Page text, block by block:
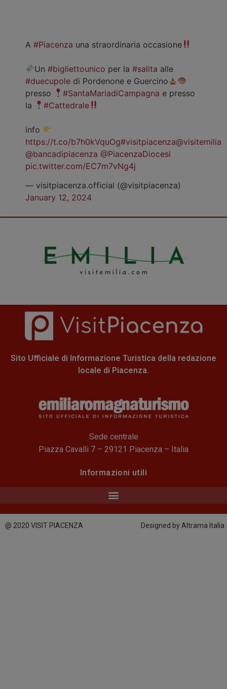
A #Piacenza una straordinaria occasione
Un#bigliettounico per la#salita alle
#duecupole di Pordenone e Guercino
presso
#SantaMariadiCampagna e presso
la
#Cattedrale
info
https://t.co/b7h0kVquOg#visitpiacenza@visitemilia
@bancadipiacenza @PiacenzaDiocesi
pic.twitter.com/EC7m7vNg4j
— visitpiacenza.official (@visitpiacenza)
January 12, 2024
Sito Ufficiale di Informazione Turistica della redazione
locale di Piacenza.
Sede centrale
Piazza Cavalli 7 – 29121 Piacenza – Italia
Informazioni utili
@ 2020 VISIT PIACENZA Designed by Altrama Italia